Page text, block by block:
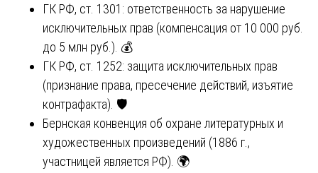
ГК РФ, ст. 1301: ответственность за нарушение
исключительных прав (компенсация от 10 000 руб.
до 5 млн руб.). 💰
ГК РФ, ст. 1252: защита исключительных прав
(признание права, пресечение действий, изъятие
контрафакта). 🛡️
Бернская конвенция об охране литературных и
художественных произведений (1886 г.,
участницей является РФ). 🌍